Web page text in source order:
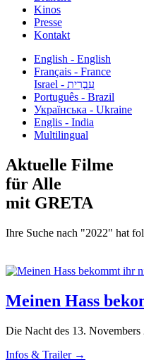
Kinos
Presse
Kontakt
English - English
Français - France
עִבְרִית - Israel
Português - Brazil
Українська - Ukraine
Englis - India
Multilingual
Aktuelle Filme
für Alle
mit GRETA
Ihre Suche nach "2022" hat
Meinen Hass
Die Nacht des 13.
Infos & Trailer →